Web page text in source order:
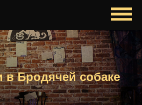
в Бродячей собаке